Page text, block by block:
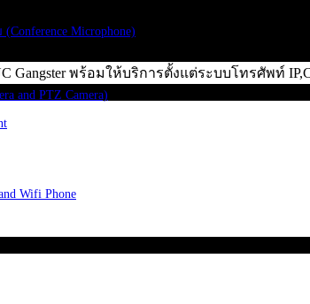
Microphone)
and PTZ Camera)
Wifi Phone
พร้อมให้บริการตั้งแต่ระบบโทรศัพท์